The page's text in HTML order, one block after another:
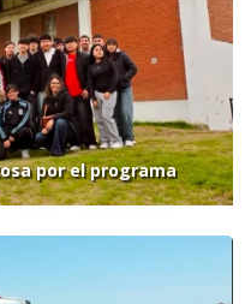
por el programa